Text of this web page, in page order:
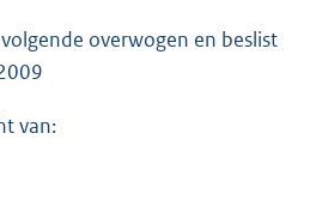
overwogen en beslist
van: